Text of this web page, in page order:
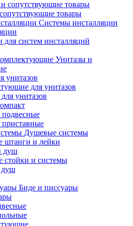
товары
Системы инсталляции
систем инсталляций
Унитазы и
унитазов
для унитазов
унитазов
Душевые системы
штанги и лейки
душ
стойки и системы
душ
Биде и писсуары